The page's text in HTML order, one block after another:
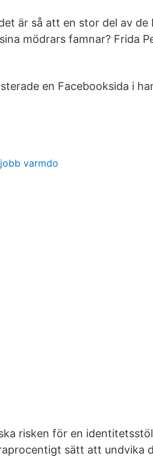
är så att en stor del av de
mödrars famnar? Frida
en Facebooksida i
varmdo
risken för en
sätt att undvika